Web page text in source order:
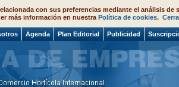
con sus preferencias mediante el análisis de
más información en nuestra Política de cookies.
Agenda Plan Editorial Publicidad